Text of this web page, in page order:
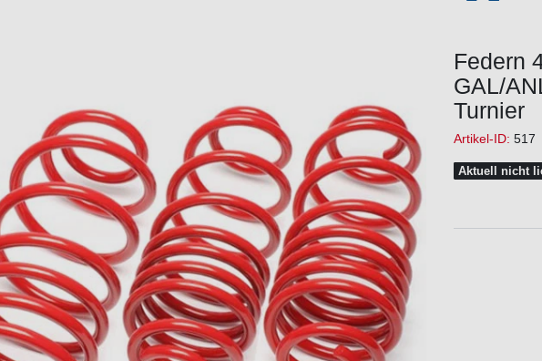
Federn
GAL/
Turnier
Artikel-ID: 517
Aktuell nicht